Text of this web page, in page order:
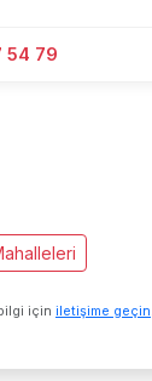
54 79
için iletişime geçin